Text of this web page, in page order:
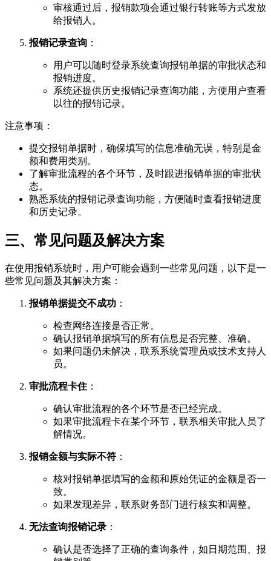
审核通过后，报销款项会通过银行转账等方式发放
给报销人。
报销记录查询 ：
用户可以随时登录系统查询报销单据的审批状态和
报销进度。
系统还提供历史报销记录查询功能，方便用户查看
以往的报销记录。
注意事项：
提交报销单据时，确保填写的信息准确无误，特别是金
额和费用类别。
了解审批流程的各个环节，及时跟进报销单据的审批状
态。
熟悉系统的报销记录查询功能，方便随时查看报销进度
和历史记录。
三、常见问题及解决方案
在使用报销系统时，用户可能会遇到一些常见问题，以下是一
些常见问题及其解决方案：
报销单据提交不成功 ：
检查网络连接是否正常。
确认报销单据填写的所有信息是否完整、准确。
如果问题仍未解决，联系系统管理员或技术支持人
员。
审批流程卡住 ：
确认审批流程的各个环节是否已经完成。
如果审批流程卡在某个环节，联系相关审批人员了
解情况。
报销金额与实际不符 ：
核对报销单据填写的金额和原始凭证的金额是否一
致。
如果发现差异，联系财务部门进行核实和调整。
无法查询报销记录 ：
确认是否选择了正确的查询条件，如日期范围、报